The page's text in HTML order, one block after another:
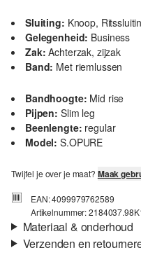
Sluiting: Knoop,
Gelegenheid: Business
Zak: Achterzak, zijzak
Band: Met riemlussen
Bandhoogte: Mid rise
Pijpen: Slim leg
Beenlengte: regular
Model: S.OPURE
Twijfel je over je maat? Maak
EAN: 4099979762589
Artikelnummer:
Materiaal & onderhoud
Verzenden en